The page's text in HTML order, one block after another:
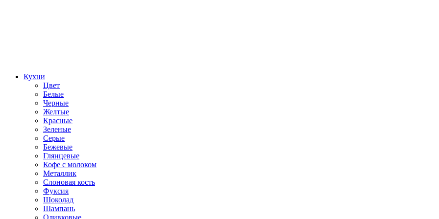
Кухни
Цвет
Белые
Черные
Желтые
Красные
Зеленые
Серые
Бежевые
Глянцевые
Кофе с молоком
Металлик
Слоновая кость
Фуксия
Шоколад
Шампань
Оливковые